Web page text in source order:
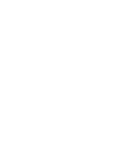
引を完了させた実績があります
の取引実績があります
ではありません